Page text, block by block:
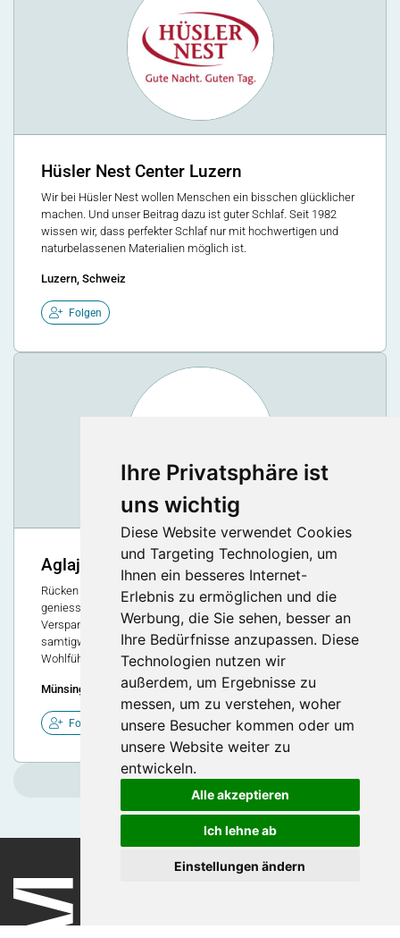
Ihre Privatsphäre ist
uns wichtig
Diese Website verwendet Cookies
und Targeting Technologien, um
Ihnen ein besseres Internet-
Erlebnis zu ermöglichen und die
Werbung, die Sie sehen, besser an
Ihre Bedürfnisse anzupassen. Diese
Technologien nutzen wir
außerdem, um Ergebnisse zu
messen, um zu verstehen, woher
unsere Besucher kommen oder um
unsere Website weiter zu
entwickeln.
Alle akzeptieren
Ich lehne ab
Einstellungen ändern
Hüsler Nest Center Luzern
Wir bei Hüsler Nest wollen Menschen ein bisschen glücklicher
machen. Und unser Beitrag dazu ist guter Schlaf. Seit 1982
wissen wir, dass perfekter Schlaf nur mit hochwertigen und
naturbelassenen Materialien möglich ist.
Luzern, Schweiz
Folgen
Aglaja Duschsysteme
Rücken entspannt reinigen und wohltuende Duschmassage
geniessen : Die Bürstenmassage fördert die Durchblutung, löst
Verspannungen im Rückenbereich, sanftes Peeling für
samtigweiche Haut. Schweizer Qualitätsprodukte mit
Wohlfühl-Effekt!
Münsingen, Schweiz
Folgen
Weitere laden